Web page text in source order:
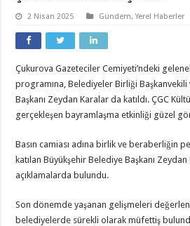
2 Nisan 2025 Gündem,Yerel Haberler
Çukurova Gazeteciler Cemiyeti’ndeki
programına, Belediyeler Birliği Başkanvekili
Başkanı Zeydan Karalar da katıldı. ÇGC
gerçekleşen bayramlaşma etkinliği güzel
Basın camiası adına birlik ve beraberliğin
katılan Büyükşehir Belediye Başkanı
açıklamalarda bulundu.
Son dönemde yaşanan gelişmeleri
belediyelerde sürekli olarak müfettiş